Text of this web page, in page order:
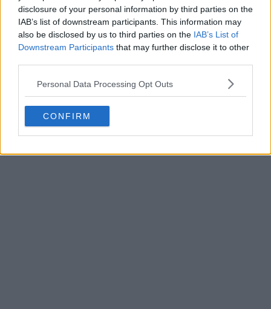
disclosure of your personal information by third parties on the
IAB’s list of downstream participants. This information may
also be disclosed by us to third parties on the IAB’s List of
Downstream Participants that may further disclose it to other
Personal Data Processing Opt Outs
CONFIRM